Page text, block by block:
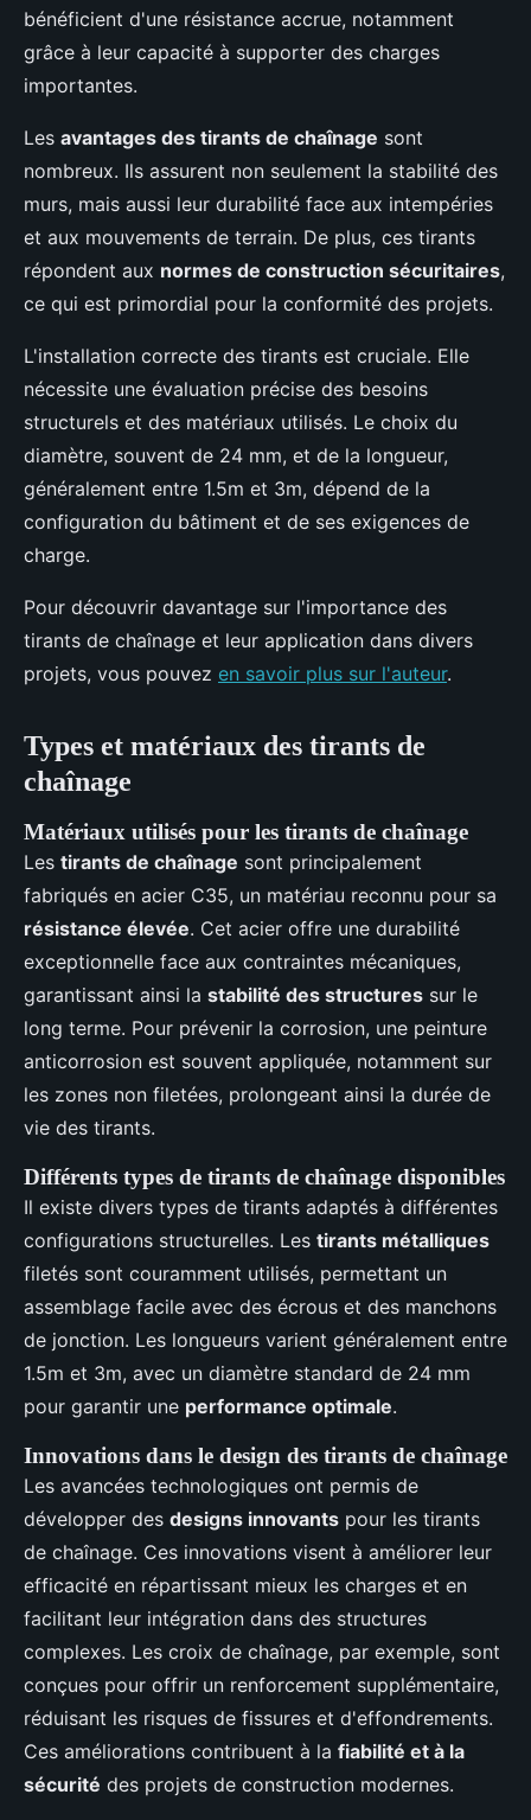
bénéficient d'une résistance accrue, notamment
grâce à leur capacité à supporter des charges
importantes.
Les avantages des tirants de chaînage sont
nombreux. Ils assurent non seulement la stabilité des
murs, mais aussi leur durabilité face aux intempéries
et aux mouvements de terrain. De plus, ces tirants
répondent aux normes de construction sécuritaires,
ce qui est primordial pour la conformité des projets.
L'installation correcte des tirants est cruciale. Elle
nécessite une évaluation précise des besoins
structurels et des matériaux utilisés. Le choix du
diamètre, souvent de 24 mm, et de la longueur,
généralement entre 1.5m et 3m, dépend de la
configuration du bâtiment et de ses exigences de
charge.
Pour découvrir davantage sur l'importance des
tirants de chaînage et leur application dans divers
projets, vous pouvez en savoir plus sur l'auteur.
Types et matériaux des tirants de
chaînage
Matériaux utilisés pour les tirants de chaînage
Les tirants de chaînage sont principalement
fabriqués en acier C35, un matériau reconnu pour sa
résistance élevée. Cet acier offre une durabilité
exceptionnelle face aux contraintes mécaniques,
garantissant ainsi la stabilité des structures sur le
long terme. Pour prévenir la corrosion, une peinture
anticorrosion est souvent appliquée, notamment sur
les zones non filetées, prolongeant ainsi la durée de
vie des tirants.
Différents types de tirants de chaînage disponibles
Il existe divers types de tirants adaptés à différentes
configurations structurelles. Les tirants métalliques
filetés sont couramment utilisés, permettant un
assemblage facile avec des écrous et des manchons
de jonction. Les longueurs varient généralement entre
1.5m et 3m, avec un diamètre standard de 24 mm
pour garantir une performance optimale.
Innovations dans le design des tirants de chaînage
Les avancées technologiques ont permis de
développer des designs innovants pour les tirants
de chaînage. Ces innovations visent à améliorer leur
efficacité en répartissant mieux les charges et en
facilitant leur intégration dans des structures
complexes. Les croix de chaînage, par exemple, sont
conçues pour offrir un renforcement supplémentaire,
réduisant les risques de fissures et d'effondrements.
Ces améliorations contribuent à la fiabilité et à la
sécurité des projets de construction modernes.